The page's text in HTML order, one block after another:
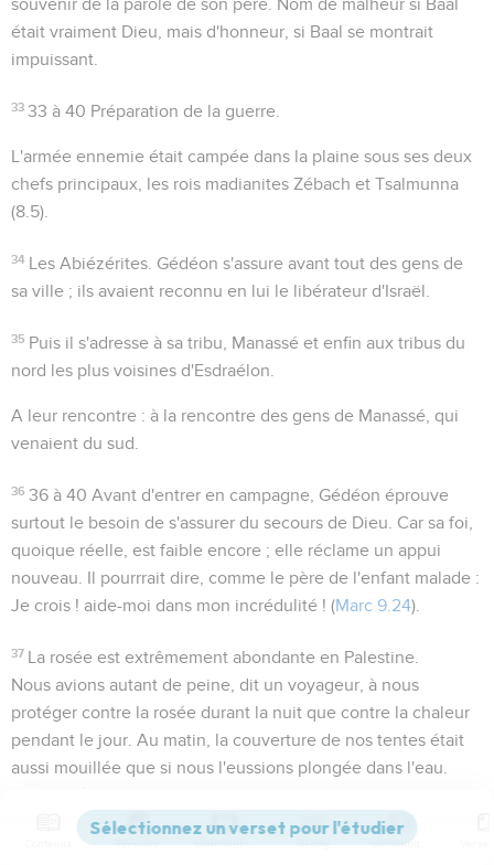
souvenir de la parole de son père. Nom de malheur si Baal
était vraiment Dieu, mais d'honneur, si Baal se montrait
impuissant.
33 33 à 40 Préparation de la guerre.
L'armée ennemie était campée dans la plaine sous ses deux
chefs principaux, les rois madianites Zébach et Tsalmunna
(8.5).
34 Les Abiézérites . Gédéon s'assure avant tout des gens de
sa ville ; ils avaient reconnu en lui le libérateur d'Israël.
35 Puis il s'adresse à sa tribu, Manassé et enfin aux tribus du
nord les plus voisines d'Esdraélon.
A leur rencontre : à la rencontre des gens de Manassé, qui
venaient du sud.
36 36 à 40 Avant d'entrer en campagne, Gédéon éprouve
surtout le besoin de s'assurer du secours de Dieu. Car sa foi,
quoique réelle, est faible encore ; elle réclame un appui
nouveau. Il pourrrait dire, comme le père de l'enfant malade :
Je crois ! aide-moi dans mon incrédulité ! (Marc 9.24).
37 La rosée est extrêmement abondante en Palestine.
Nous avions autant de peine , dit un voyageur, à nous
protéger contre la rosée durant la nuit que contre la chaleur
pendant le jour. Au matin, la couverture de nos tentes était
aussi mouillée que si nous l'eussions plongée dans l'eau
Elle se dépose naturellement sur toutes les surfaces qui lui
sont offertes ; sa concentration exclusive sur la toison ne
pouvait être que le résultat d'une volonté divine particulière.
Versions Commentaires Strong